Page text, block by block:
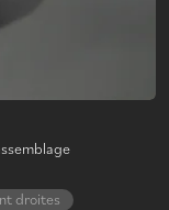
droites